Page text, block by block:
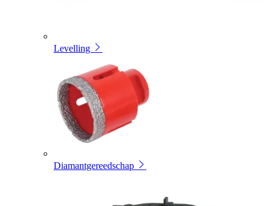
Levelling
Diamantgereedschap